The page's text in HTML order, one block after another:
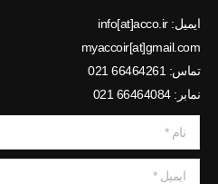
ایمیل: info[at]acco.ir
myaccoir[at]gmail.com
تماس: 66464261 021
نمابر: 66464084 021
نام *
ایمیل *